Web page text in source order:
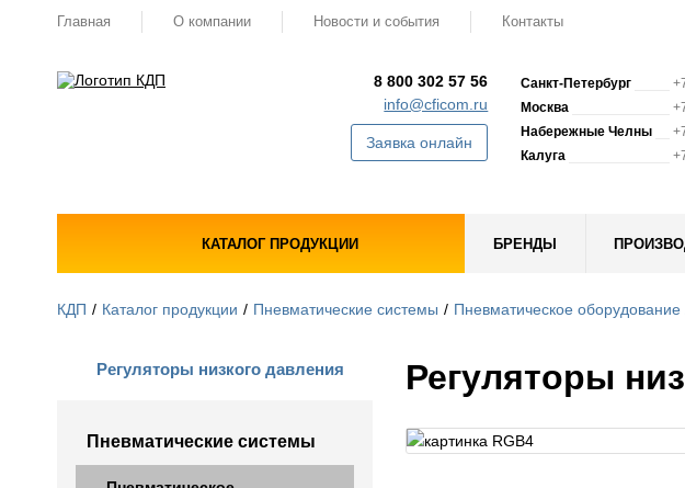
Главная О компании Новости и события Контакты
8 800 302 57 56
info@cficom.ru
Заявка онлайн
Санкт-Петербург
Москва
Набережные Челны
Калуга
КАТАЛОГ ПРОДУКЦИИ БРЕНДЫ
КДП Каталог продукции Пневматические системы Пневматическое оборудование
Регуляторы низкого давления
Пневматические системы
Регуляторы